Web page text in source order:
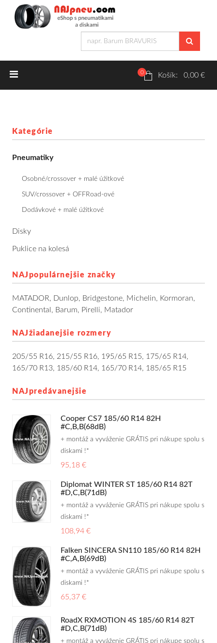
Letné pneumatiky
Dodávkové + malé úžitkové
Osobné/crossover + malé úžitkové
SUV/crossover + OFFRoad-ové
Dodávkové + malé úžitkové
Osobné/crossover + malé úžitkové
SUV/crossover + OFFRoad-ové
Plechové
Puklice na kolesá Kontakt Blog
0 Košík: 0,00 €
Kategórie
Pneumatiky
Osobné/crossover + malé úžitkové
SUV/crossover + OFFRoad-ové
Dodávkové + malé úžitkové
Disky
Puklice na kolesá
NAJpopulárnejšie značky
MATADOR, Dunlop, Bridgestone, Michelin, Kormoran,
Continental , Barum, Pirelli, Matador
NAJžiadanejšie rozmery
205/55 R16, 215/55 R16, 195/65 R15, 175/65 R14,
165/70 R13, 185/60 R14, 165/70 R14, 185/65 R15
NAJpredávanejšie
Cooper CS7 185/60 R14 82H
#C,B,B(68dB)
+ montáž a vyváženie GRÁTIS pri nákupe spolu s
diskami !*
95,18 €
Diplomat WINTER ST 185/60 R14 82T
#D,C,B(71dB)
+ montáž a vyváženie GRÁTIS pri nákupe spolu s
diskami !*
108,94 €
Falken SINCERA SN110 185/60 R14 82H
#C,A,B(69dB)
+ montáž a vyváženie GRÁTIS pri nákupe spolu s
diskami !*
65,37 €
RoadX RXMOTION 4S 185/60 R14 82T
#D,C,B(71dB)
+ montáž a vyváženie GRÁTIS pri nákupe spolu s